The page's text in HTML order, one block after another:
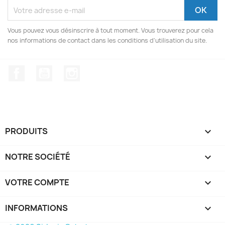
Vous pouvez vous désinscrire à tout moment. Vous trouverez pour cela
nos informations de contact dans les conditions d'utilisation du site.
PRODUITS 
NOTRE SOCIÉTÉ 
VOTRE COMPTE 
INFORMATIONS keyboard_arrow_down